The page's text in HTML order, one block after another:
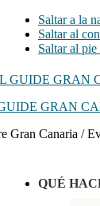
Saltar a la
Saltar al
Saltar al pie
GRAN
Gran Canaria /
QUÉ